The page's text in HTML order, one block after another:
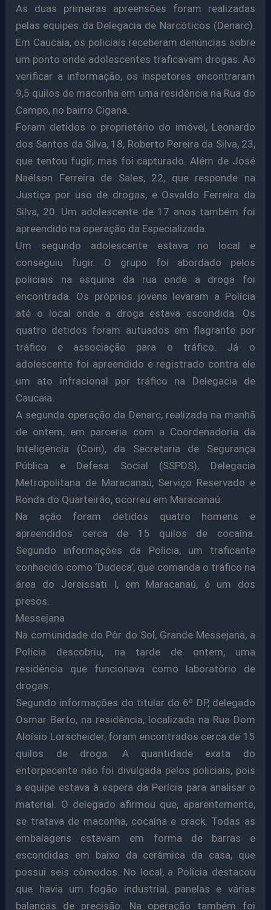
As duas primeiras apreensões foram realizadas
pelas equipes da Delegacia de Narcóticos (Denarc).
Em Caucaia, os policiais receberam denúncias sobre
um ponto onde adolescentes traficavam drogas. Ao
verificar a informação, os inspetores encontraram
9,5 quilos de maconha em uma residência na Rua do
Campo, no bairro Cigana.
Foram detidos o proprietário do imóvel, Leonardo
dos Santos da Silva, 18, Roberto Pereira da Silva, 23,
que tentou fugir, mas foi capturado. Além de José
Naélson Ferreira de Sales, 22, que responde na
Justiça por uso de drogas, e Osvaldo Ferreira da
Silva, 20. Um adolescente de 17 anos também foi
apreendido na operação da Especializada.
Um segundo adolescente estava no local e
conseguiu fugir. O grupo foi abordado pelos
policiais na esquina da rua onde a droga foi
encontrada. Os próprios jovens levaram a Polícia
até o local onde a droga estava escondida. Os
quatro detidos foram autuados em flagrante por
tráfico e associação para o tráfico. Já o
adolescente foi apreendido e registrado contra ele
um ato infracional por tráfico na Delegacia de
Caucaia.
A segunda operação da Denarc, realizada na manhã
de ontem, em parceria com a Coordenadoria da
Inteligência (Coin), da Secretaria de Segurança
Pública e Defesa Social (SSPDS), Delegacia
Metropolitana de Maracanaú, Serviço Reservado e
Ronda do Quarteirão, ocorreu em Maracanaú.
Na ação foram detidos quatro homens e
apreendidos cerca de 15 quilos de cocaína.
Segundo informações da Polícia, um traficante
conhecido como ‘Dudeca’, que comanda o tráfico na
área do Jereissati I, em Maracanaú, é um dos
presos.
Messejana
Na comunidade do Pôr do Sol, Grande Messejana, a
Polícia descobriu, na tarde de ontem, uma
residência que funcionava como laboratório de
drogas.
Segundo informações do titular do 6º DP, delegado
Osmar Berto, na residência, localizada na Rua Dom
Aloísio Lorscheider, foram encontrados cerca de 15
quilos de droga. A quantidade exata do
entorpecente não foi divulgada pelos policiais, pois
a equipe estava à espera da Perícia para analisar o
material. O delegado afirmou que, aparentemente,
se tratava de maconha, cocaína e crack. Todas as
embalagens estavam em forma de barras e
escondidas em baixo da cerâmica da casa, que
possui seis cômodos. No local, a Polícia destacou
que havia um fogão industrial, panelas e várias
balanças de precisão. Na operação também foi